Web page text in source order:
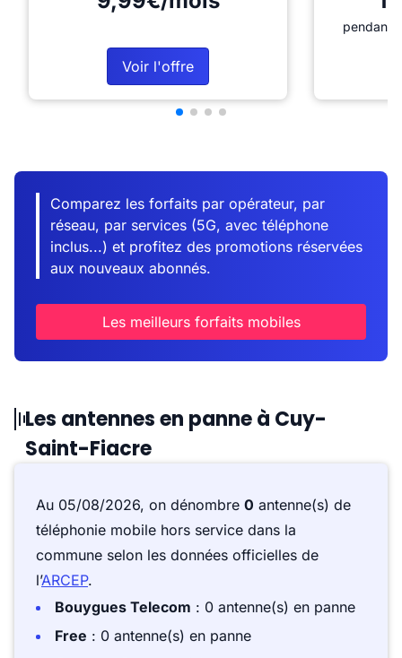
Voir l'offre
pendant
Comparez les forfaits par opérateur, par
réseau, par services (5G, avec téléphone
inclus...) et profitez des promotions réservées
aux nouveaux abonnés.
Les meilleurs forfaits mobiles
Les antennes en panne à Cuy-
Saint-Fiacre
Au 05/08/2026, on dénombre 0 antenne(s) de
téléphonie mobile hors service dans la
commune selon les données officielles de
l’ARCEP.
Bouygues Telecom : 0 antenne(s) en panne
Free : 0 antenne(s) en panne